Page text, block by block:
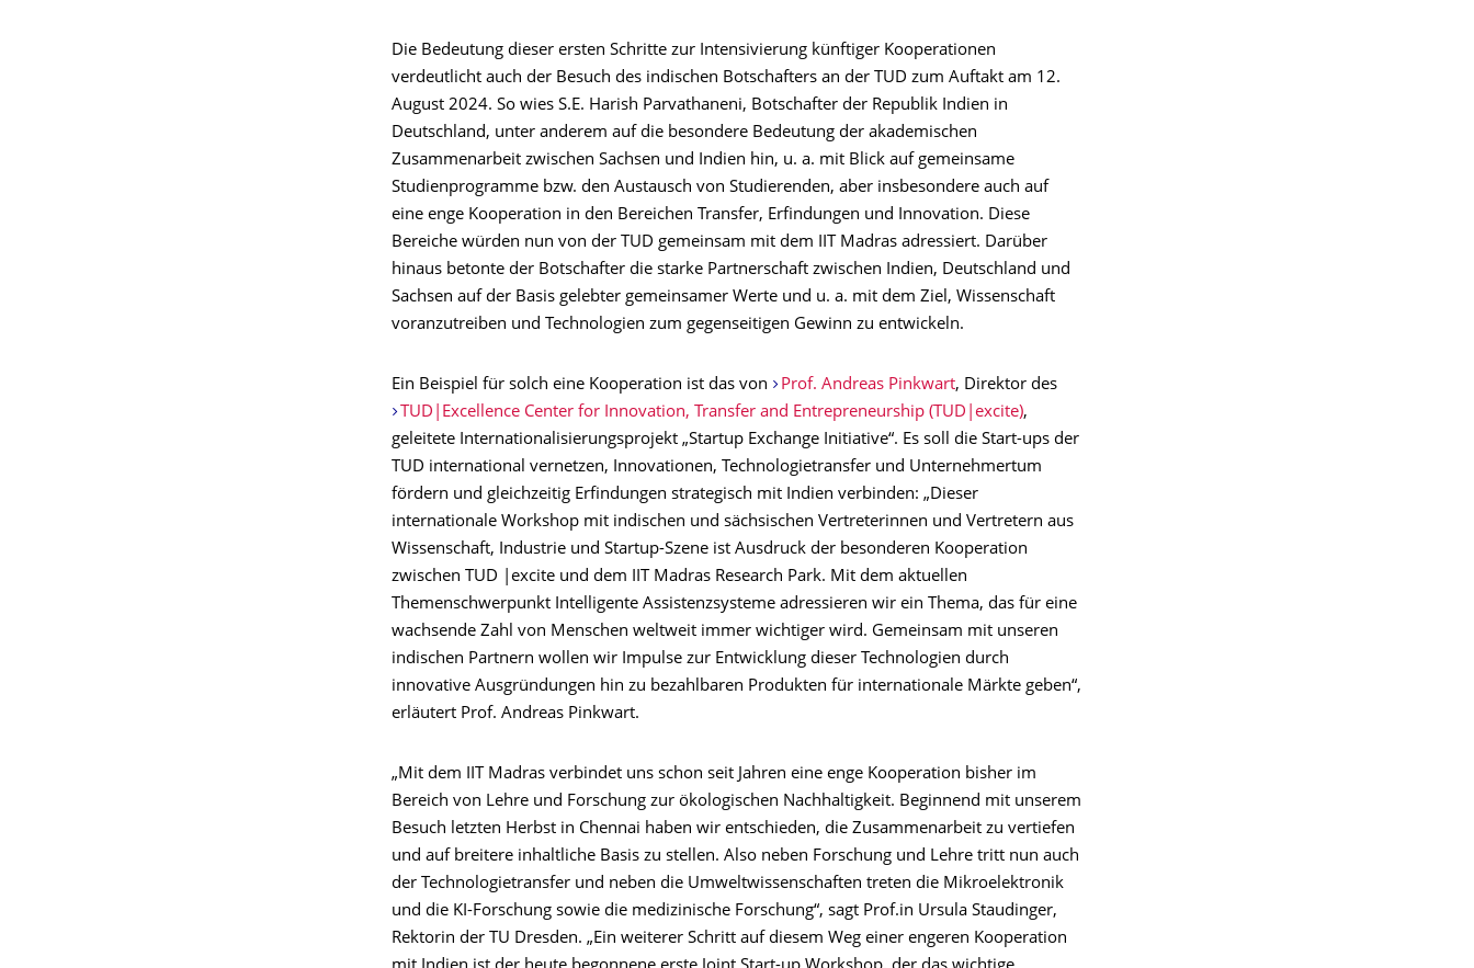
Die Bedeutung dieser ersten Schritte zur Intensivierung künftiger Kooperationen
verdeutlicht auch der Besuch des indischen Botschafters an der TUD zum Auftakt am 12.
August 2024. So wies S.E. Harish Parvathaneni, Botschafter der Republik Indien in
Deutschland, unter anderem auf die besondere Bedeutung der akademischen
Zusammenarbeit zwischen Sachsen und Indien hin, u. a. mit Blick auf gemeinsame
Studienprogramme bzw. den Austausch von Studierenden, aber insbesondere auch auf
eine enge Kooperation in den Bereichen Transfer, Erfindungen und Innovation. Diese
Bereiche würden nun von der TUD gemeinsam mit dem IIT Madras adressiert. Darüber
hinaus betonte der Botschafter die starke Partnerschaft zwischen Indien, Deutschland und
Sachsen auf der Basis gelebter gemeinsamer Werte und u. a. mit dem Ziel, Wissenschaft
voranzutreiben und Technologien zum gegenseitigen Gewinn zu entwickeln.
Ein Beispiel für solch eine Kooperation ist das von Prof. Andreas Pinkwart, Direktor des
TUD|Excellence Center for Innovation, Transfer and Entrepreneurship (TUD|excite),
geleitete Internationalisierungsprojekt „Startup Exchange Initiative“. Es soll die Start-ups der
TUD international vernetzen, Innovationen, Technologietransfer und Unternehmertum
fördern und gleichzeitig Erfindungen strategisch mit Indien verbinden: „Dieser
internationale Workshop mit indischen und sächsischen Vertreterinnen und Vertretern aus
Wissenschaft, Industrie und Startup-Szene ist Ausdruck der besonderen Kooperation
zwischen TUD |excite und dem IIT Madras Research Park. Mit dem aktuellen
Themenschwerpunkt Intelligente Assistenzsysteme adressieren wir ein Thema, das für eine
wachsende Zahl von Menschen weltweit immer wichtiger wird. Gemeinsam mit unseren
indischen Partnern wollen wir Impulse zur Entwicklung dieser Technologien durch
innovative Ausgründungen hin zu bezahlbaren Produkten für internationale Märkte geben“,
erläutert Prof. Andreas Pinkwart.
„Mit dem IIT Madras verbindet uns schon seit Jahren eine enge Kooperation bisher im
Bereich von Lehre und Forschung zur ökologischen Nachhaltigkeit. Beginnend mit unserem
Besuch letzten Herbst in Chennai haben wir entschieden, die Zusammenarbeit zu vertiefen
und auf breitere inhaltliche Basis zu stellen. Also neben Forschung und Lehre tritt nun auch
der Technologietransfer und neben die Umweltwissenschaften treten die Mikroelektronik
und die KI-Forschung sowie die medizinische Forschung“, sagt Prof.in Ursula Staudinger,
Rektorin der TU Dresden. „Ein weiterer Schritt auf diesem Weg einer engeren Kooperation